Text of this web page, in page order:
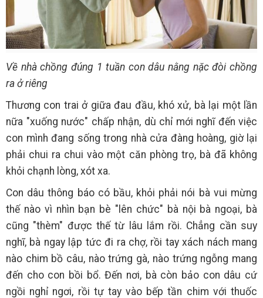
Về nhà chồng đúng 1 tuần con dâu nằng nặc đòi chồng
ra ở riêng
Thương con trai ở giữa đau đầu, khó xử, bà lại một lần
nữa "xuống nước" chấp nhận, dù chỉ mới nghĩ đến việc
con mình đang sống trong nhà cửa đàng hoàng, giờ lại
phải chui ra chui vào một căn phòng trọ, bà đã không
khỏi chạnh lòng, xót xa.
Con dâu thông báo có bầu, khỏi phải nói bà vui mừng
thế nào vì nhìn bạn bè "lên chức" bà nội bà ngoại, bà
cũng "thèm" được thế từ lâu lắm rồi. Chẳng cần suy
nghĩ, bà ngay lập tức đi ra chợ, rồi tay xách nách mang
nào chim bồ câu, nào trứng gà, nào trứng ngỗng mang
đến cho con bồi bổ. Đến nơi, bà còn bảo con dâu cứ
ngồi nghỉ ngơi, rồi tự tay vào bếp tần chim với thuốc